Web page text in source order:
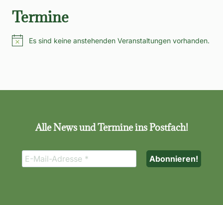
Termine
HinweisEs sind keine anstehenden Veranstaltungen vorhanden.
Alle News und Termine ins Postfach!